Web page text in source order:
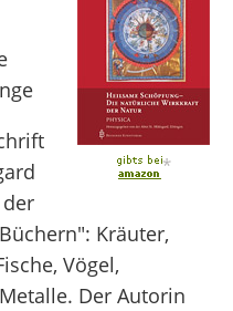
*
Kräuter,
Vögel,
Der Autorin